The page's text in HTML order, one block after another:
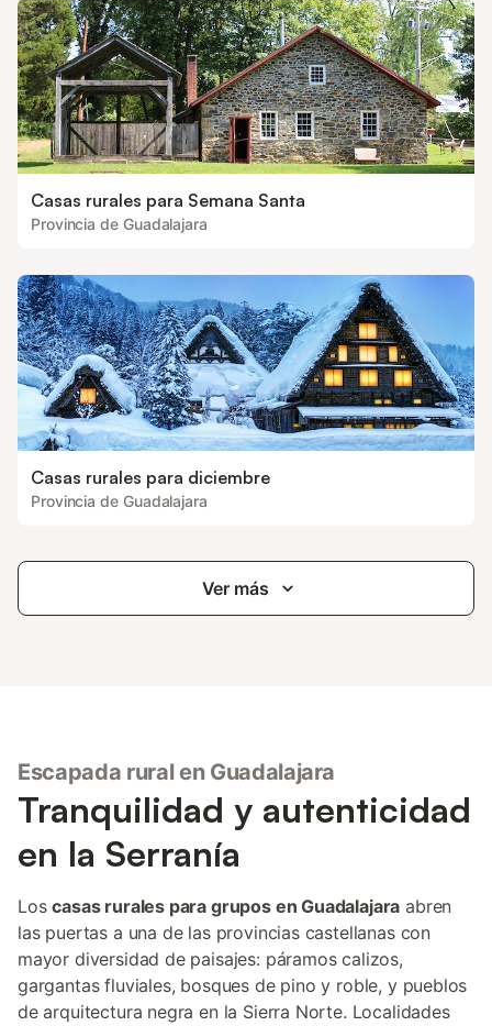
Casas rurales para Semana Santa
Provincia de Guadalajara
Casas rurales para diciembre
Provincia de Guadalajara
Ver más
Escapada rural en Guadalajara
Tranquilidad y autenticidad
en la Serranía
Loscasas rurales para grupos en Guadalajara abren
las puertas a una de las provincias castellanas con
mayor diversidad de paisajes: páramos calizos,
gargantas fluviales, bosques de pino y roble, y pueblos
de arquitectura negra en la Sierra Norte. Localidades